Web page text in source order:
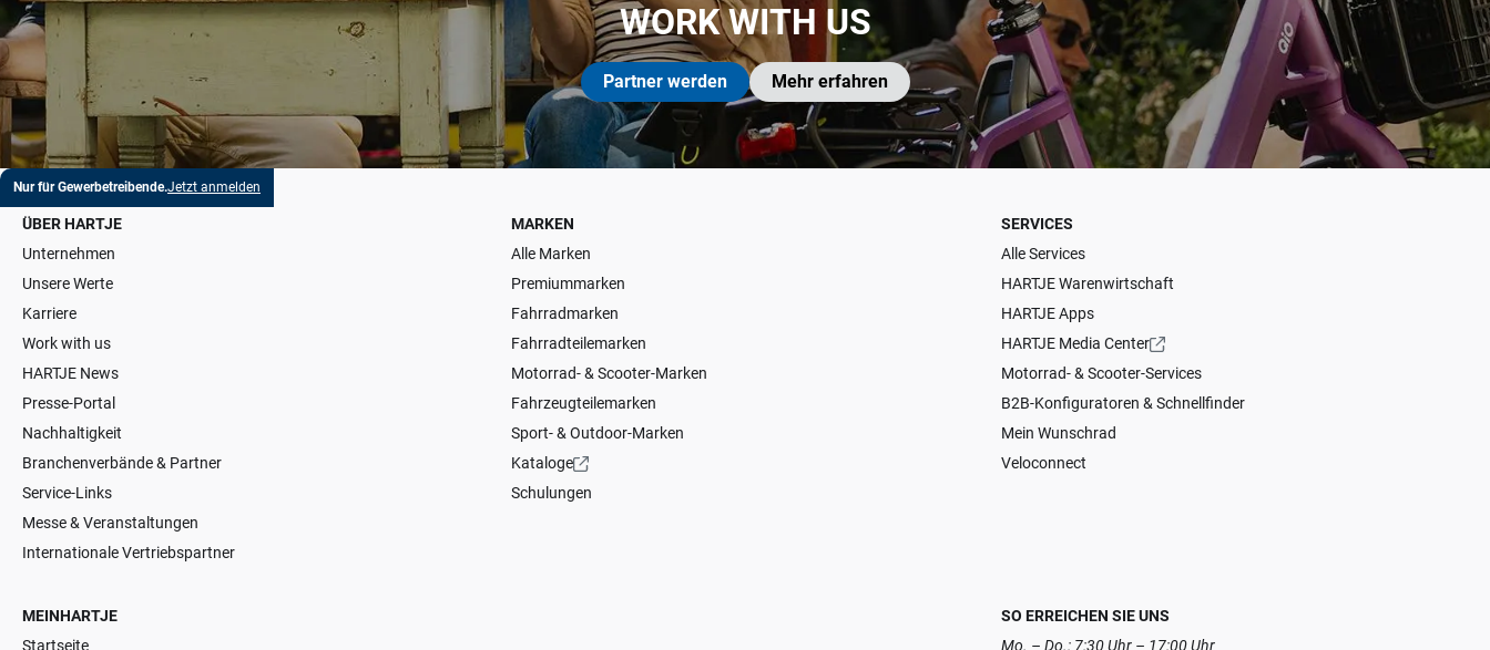
WORK WITH US
Partner werden Mehr erfahren
Nur für Gewerbetreibende.Jetzt anmelden
ÜBER HARTJE
Unternehmen
Unsere Werte
Karriere
Work with us
HARTJE News
Presse-Portal
Nachhaltigkeit
Branchenverbände & Partner
Service-Links
Messe & Veranstaltungen
Internationale Vertriebspartner
MARKEN
Alle Marken
Premiummarken
Fahrradmarken
Fahrradteilemarken
Motorrad- & Scooter-Marken
Fahrzeugteilemarken
Sport- & Outdoor-Marken
Kataloge
Schulungen
SERVICES
Alle Services
HARTJE Warenwirtschaft
HARTJE Apps
HARTJE Media Center
Motorrad- & Scooter-Services
B2B-Konfiguratoren & Schnellfinder
Mein Wunschrad
Veloconnect
MEINHARTJE
Startseite
SO ERREICHEN SIE UNS
Mo. – Do.: 7:30 Uhr – 17:00 Uhr